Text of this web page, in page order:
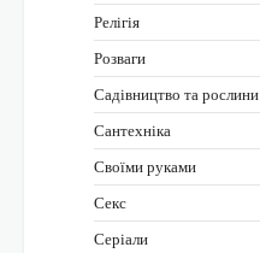
Релігія
Розваги
Садівництво та рослини
Сантехніка
Своїми руками
Секс
Серіали